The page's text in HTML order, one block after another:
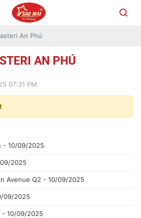
An Phú
AN PHÚ
07:31 PM
- 10/09/2025
2025
Avenue Q2 - 10/09/2025
09/2025
- 10/09/2025